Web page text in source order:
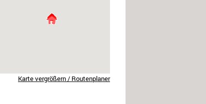
Karte vergrößern / Routenplaner